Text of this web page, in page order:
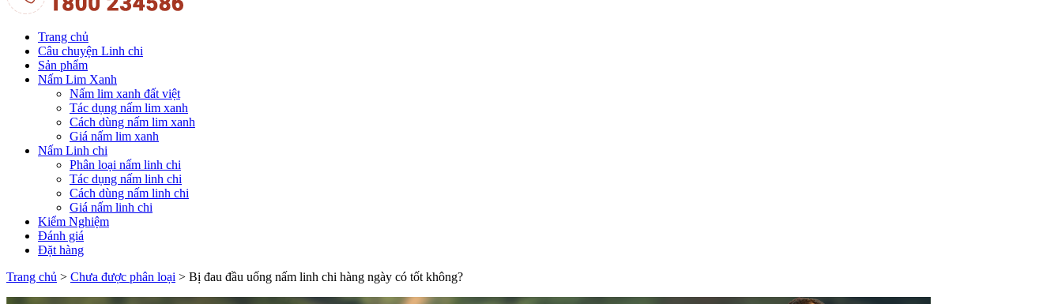
Trang chủ
Câu chuyện Linh chi
Sản phẩm
Nấm Lim Xanh
Nấm lim xanh đất việt
Tác dụng nấm lim xanh
Cách dùng nấm lim xanh
Giá nấm lim xanh
Nấm Linh chi
Phân loại nấm linh chi
Tác dụng nấm linh chi
Cách dùng nấm linh chi
Giá nấm linh chi
Kiểm Nghiệm
Đánh giá
Đặt hàng
Trang chủ > Chưa được phân loại > Bị đau đầu uống nấm linh chi hàng ngày có tốt không?